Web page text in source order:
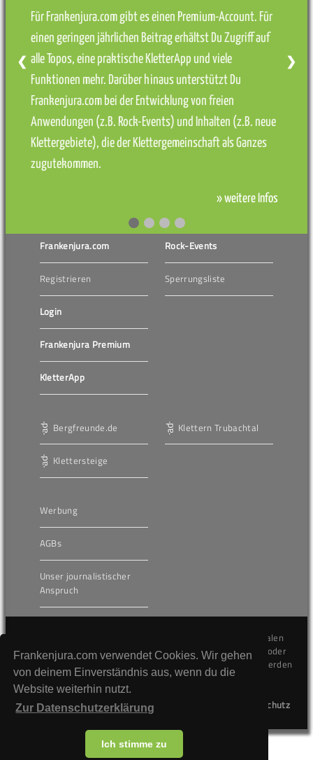
Frankenjura.com verwendet Cookies. Wir gehen
von deinem Einverständnis aus, wenn du die
Website weiterhin nutzt.
Zur Datenschutzerklärung
Ich stimme zu
Für Frankenjura.com gibt es einen Premium-Account. Für
einen geringen jährlichen Beitrag erhältst Du Zugriff auf
alle Topos, eine praktische KletterApp und viele
Funktionen mehr. Darüber hinaus unterstützt Du
Frankenjura.com bei der Entwicklung von freien
Anwendungen (z.B. Rock-Events) und Inhalten (z.B. neue
Klettergebiete), die der Klettergemeinschaft als Ganzes
zugutekommen.
» weitere Infos
❮ ❯
Frankenjura.com
Registrieren
Login
Frankenjura Premium
KletterApp
Rock-Events
Sperrungsliste
Bergfreunde.de
Klettersteige
Klettern Trubachtal
Werbung
AGBs
Unser journalistischer
Anspruch
Die hier veröffentlichten Inhalte unterliegen dem internationalen
Urheberrecht (Copyright) und dürfen nicht kopiert, verändert oder
unverändert wiederveröffentlicht werden. Gegen Verstöße werden
wir auf juristischem Wege vorgehen.
Kontakt
Datenschutz